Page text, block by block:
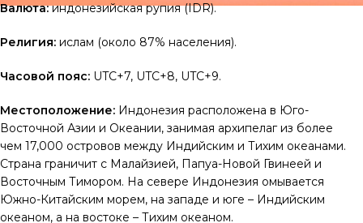
Валюта:индонезийская рупия (IDR).
Религия: ислам (около 87% населения).
Часовой пояс: UTC+7, UTC+8, UTC+9.
Местоположение: Индонезия расположена в Юго-
Восточной Азии и Океании, занимая архипелаг из более
чем 17,000 островов между Индийским и Тихим океанами.
Страна граничит с Малайзией, Папуа-Новой Гвинеей и
Восточным Тимором. На севере Индонезия омывается
Южно-Китайским морем, на западе и юге – Индийским
океаном, а на востоке – Тихим океаном.